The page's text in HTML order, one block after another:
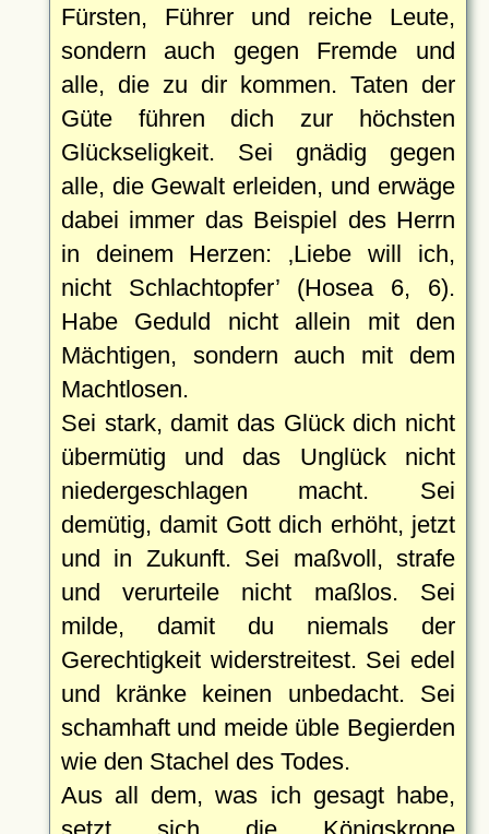
Fürsten, Führer und reiche Leute,
sondern auch gegen Fremde und
alle, die zu dir kommen. Taten der
Güte führen dich zur höchsten
Glückseligkeit. Sei gnädig gegen
alle, die Gewalt erleiden, und erwäge
dabei immer das Beispiel des Herrn
in deinem Herzen:
Liebe will ich,
nicht Schlachtopfer(Hosea 6, 6).
Habe Geduld nicht allein mit den
Mächtigen, sondern auch mit dem
Machtlosen.
Sei stark, damit das Glück dich nicht
übermütig und das Unglück nicht
niedergeschlagen macht. Sei
demütig, damit Gott dich erhöht, jetzt
und in Zukunft. Sei maßvoll, strafe
und verurteile nicht maßlos. Sei
milde, damit du niemals der
Gerechtigkeit widerstreitest. Sei edel
und kränke keinen unbedacht. Sei
schamhaft und meide üble Begierden
wie den Stachel des Todes.
Aus all dem, was ich gesagt habe,